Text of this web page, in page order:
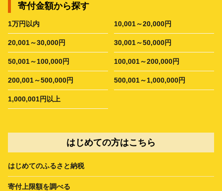
寄付金額から探す
1万円以内 10,001～20,000円
20,001～30,000円 30,001～50,000円
50,001～100,000円 100,001～200,000円
200,001～500,000円 500,001～1,000,000円
1,000,001円以上
はじめての方はこちら
はじめてのふるさと納税
寄付上限額を調べる